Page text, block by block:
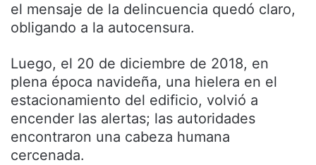
el mensaje de la delincuencia quedó claro,
obligando a la autocensura.
Luego, el 20 de diciembre de 2018, en
plena época navideña, una hielera en el
estacionamiento del edificio, volvió a
encender las alertas; las autoridades
encontraron una cabeza humana
cercenada.